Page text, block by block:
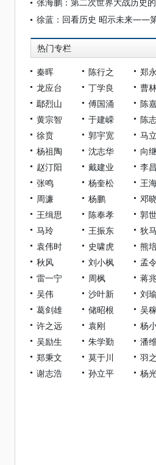
热门专栏
秦晖 陈行之
郑
龙应台
丁学良
曹
鄢烈山
傅国涌
陈
黄宗智
于建嵘
陈
徐贲
郭宇宽
马
杨祖陶
沈志华
向
赵汀阳
戴建业
李
张鸣
杨奎松
王
周濂
杨鹏
邓
王缉思
陈奉孝
郭
马玲
王振东
狄马
袁伟时
史啸虎
熊
秋风
刘小枫
孟
雷一宁
周枫
蒋
吴伟
沙叶新
刘瑜
葛剑雄
储昭根
吴
许之远
袁刚
杨
吴励生
朱学勤
潘
郑秉文
莫于川
羽
谢志浩
孙立平 杨